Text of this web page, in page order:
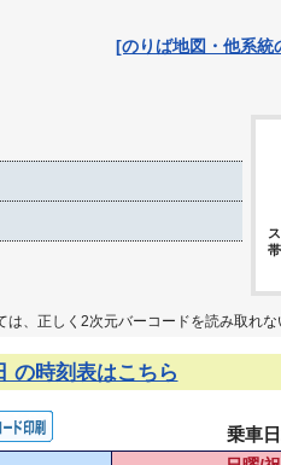
[のりば地図・他系統
、正しく2次元バーコードを読み取れな
の時刻表はこちら
乗車